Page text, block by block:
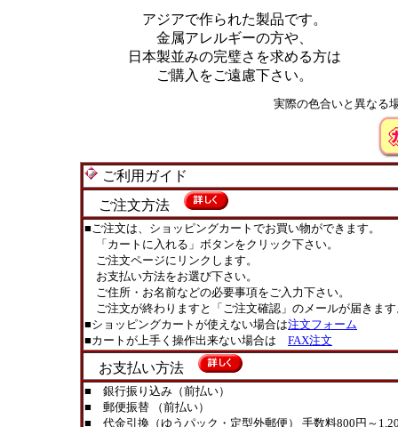
アジアで作られた製品です。
金属アレルギーの方や、
日本製並みの完璧さを求める方は
ご購入をご遠慮下さい。
実際の色合いと異なる
ご利用ガイド
ご注文方法
■ご注文は、ショッピングカートでお買い物ができます。
「カートに入れる」ボタンをクリック下さい。
ご注文ページにリンクします。
お支払い方法をお選び下さい。
ご住所・お名前などの必要事項をご入力下さい。
ご注文が終わりますと「ご注文確認」のメールが届きま
■ショッピングカートが使えない場合は注文フォーム
■カートが上手く操作出来ない場合は FAX注文
お支払い方法
■ 銀行振り込み（前払い）
■ 郵便振替 （前払い）
■ 代金引換（ゆうパック・定型外郵便） 手数料800円～